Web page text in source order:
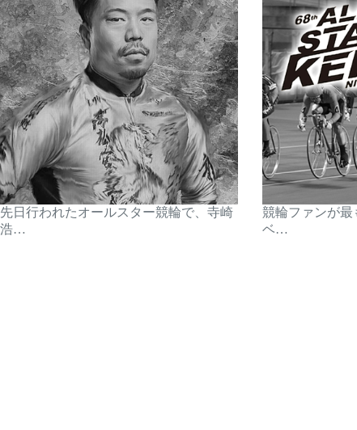
先日行われたオールスター競輪で、寺崎
浩…
競輪ファンが最
ベ…